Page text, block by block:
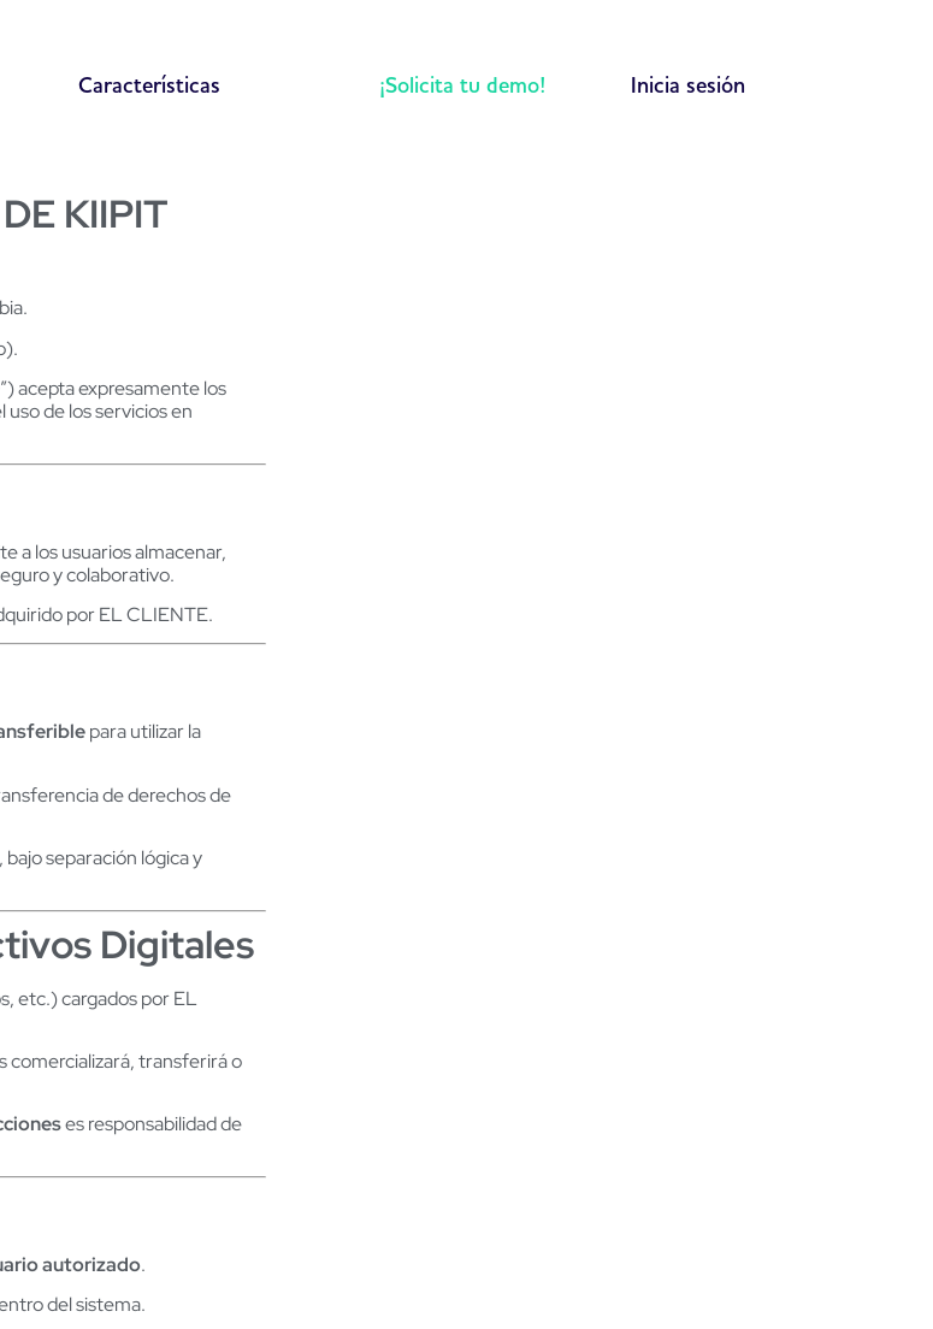
Características ¡Solicita tu demo! Inicia sesión
KIIPIT
acepta expresamente los
de los servicios en
a los usuarios almacenar,
y colaborativo.
por EL CLIENTE.
para utilizar la
de derechos de
separación lógica y
Digitales
etc.) cargados por EL
comercializará, transferirá o
es responsabilidad de
autorizado.
del sistema.